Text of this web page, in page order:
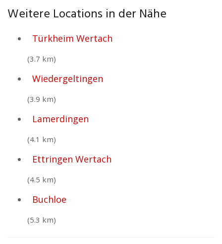
Weitere Locations in der Nähe
Türkheim Wertach
(3.7 km)
Wiedergeltingen
(3.9 km)
Lamerdingen
(4.1 km)
Ettringen Wertach
(4.5 km)
Buchloe
(5.3 km)